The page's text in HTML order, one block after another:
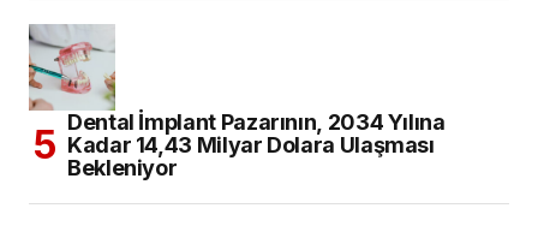
Dental İmplant Pazarının, 2034 Yılına
Kadar 14,43 Milyar Dolara Ulaşması
Bekleniyor